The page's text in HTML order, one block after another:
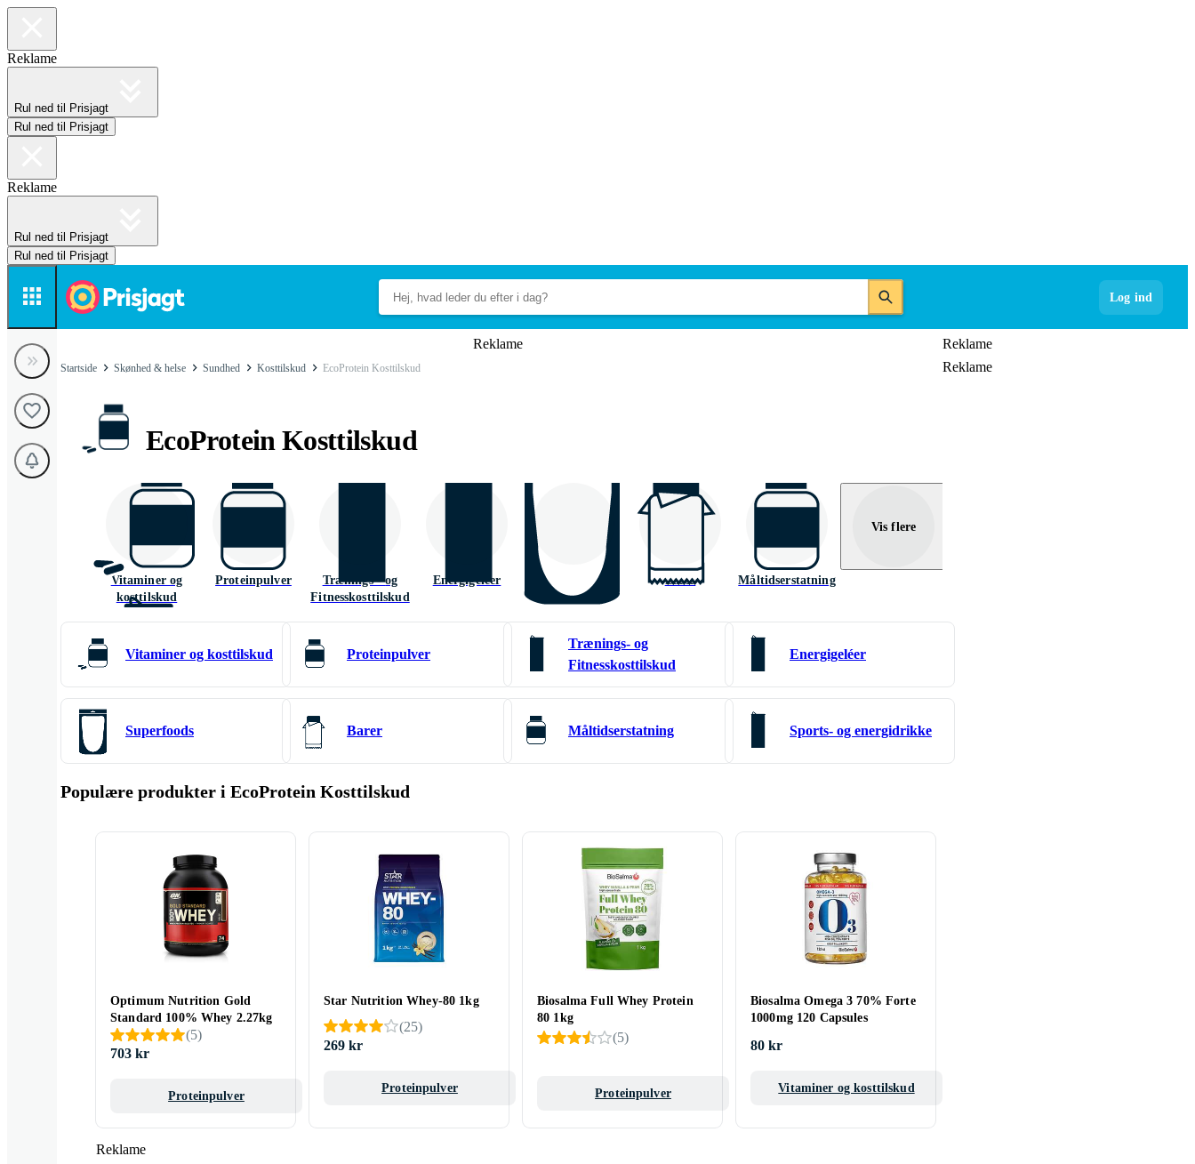
Reklame
Rul ned til Prisjagt
Rul ned til Prisjagt
Reklame
Rul ned til Prisjagt
Rul ned til Prisjagt
Log ind
Reklame
Reklame
Reklame
Startside Skønhed & helse Sundhed Kosttilskud EcoProtein Kosttilskud
EcoProtein Kosttilskud
Vis flere
Vitaminer og
kosttilskud
Proteinpulver
Trænings - og
Fitnesskosttilskud
Energigeléer Superfoods Barer Måltidserstatning
Raw food - barer
Vitaminer og kosttilskud Proteinpulver
Trænings- og
Fitnesskosttilskud
Energigeléer
Superfoods Barer Måltidserstatning Sports- og energidrikke
Populære produkter i EcoProtein Kosttilskud
Reklame
Optimum Nutrition Gold
Standard 100% Whey 2.27kg
(5)
703 kr
Proteinpulver
Star Nutrition Whey-80 1kg
(25)
269 kr
Proteinpulver
Biosalma Full Whey Protein
80 1kg
(5)
Proteinpulver
Biosalma Omega 3 70% Forte
1000mg 120 Capsules
80 kr
Vitaminer og kosttilskud